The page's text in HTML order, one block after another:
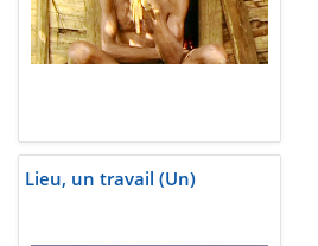
Lieu, un travail (Un)